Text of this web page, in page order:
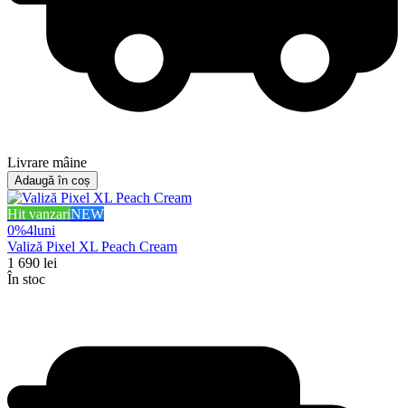
Livrare mâine
Adaugă în coș
Hit vanzariNEW
0%4luni
Valiză Pixel XL Peach Cream
1 690 lei
În stoc